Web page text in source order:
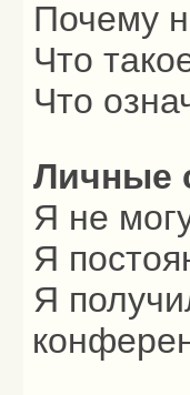
Почему
Что
Что
Личные
Я не
Я
Я